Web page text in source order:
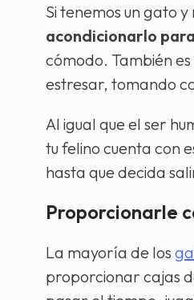
Si tenemos un gato
acondicionarlo
cómodo. También
estresar, tomando
Al igual que el ser
tu felino cuenta con
hasta que decida
Proporcionarle
La mayoría de los
proporcionar cajas